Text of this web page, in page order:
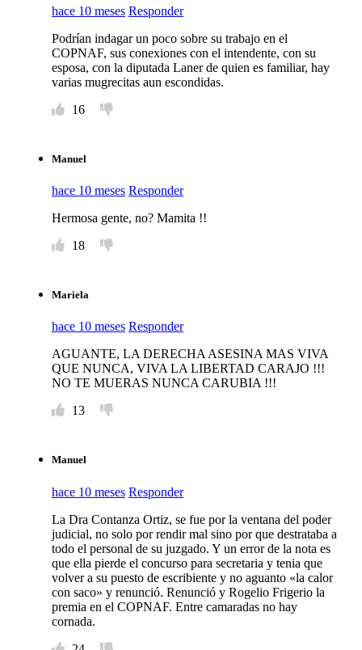
hace 10 meses Responder
Podrían indagar un poco sobre su trabajo en el
COPNAF, sus conexiones con el intendente, con su
esposa, con la diputada Laner de quien es familiar, hay
varias mugrecitas aun escondidas.
16
Manuel
hace 10 meses Responder
Hermosa gente, no? Mamita !!
18
Mariela
hace 10 meses Responder
AGUANTE, LA DERECHA ASESINA MAS VIVA
QUE NUNCA, VIVA LA LIBERTAD CARAJO !!!
NO TE MUERAS NUNCA CARUBIA !!!
13
Manuel
hace 10 meses Responder
La Dra Contanza Ortiz, se fue por la ventana del poder
judicial, no solo por rendir mal sino por que destrataba a
todo el personal de su juzgado. Y un error de la nota es
que ella pierde el concurso para secretaria y tenia que
volver a su puesto de escribiente y no aguanto «la calor
con saco» y renunció. Renunció y Rogelio Frigerio la
premia en el COPNAF. Entre camaradas no hay
cornada.